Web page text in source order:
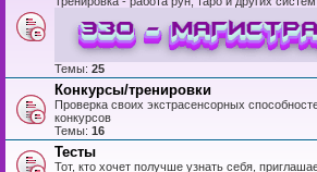
Темы: 25
Конкурсы/тренировки
Проверка своих экстрасенсорных
конкурсов
Темы: 16
Тесты
Тот, кто хочет получше узнать себя,